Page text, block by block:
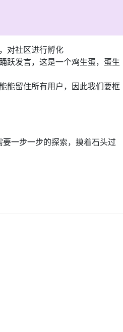
对社区进行孵化
跃发言，这是一个鸡生蛋，蛋生
能留住所有用户，因此我们要框
一步一步的探索，摸着石头过